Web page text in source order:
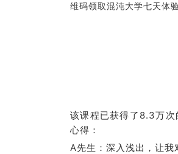
维码领取混沌大学七天体
该课程已获得了8.3万次
心得：
A先生：深入浅出，让我